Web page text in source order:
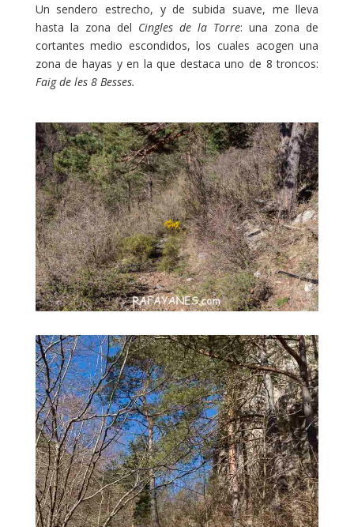
Un sendero estrecho, y de subida suave, me lleva
hasta la zona del Cingles de la Torre: una zona de
cortantes medio escondidos, los cuales acogen una
zona de hayas y en la que destaca uno de 8 troncos:
Faig de les 8 Besses.